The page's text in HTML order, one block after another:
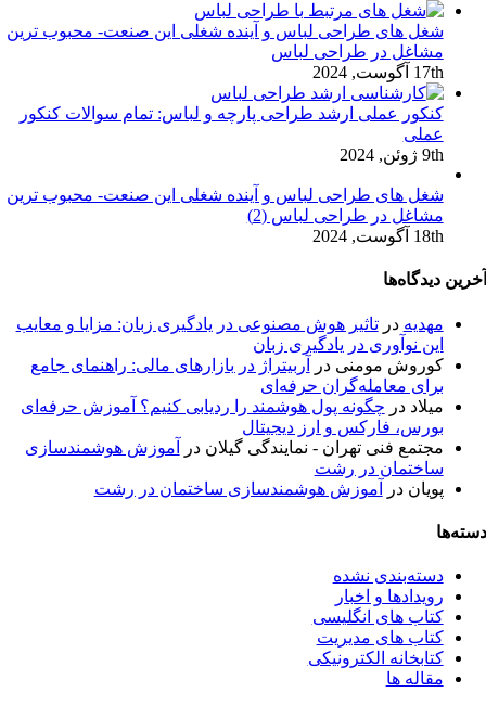
شغل های طراحی لباس و آینده شغلی این صنعت- محبوب ترین
مشاغل در طراحی لباس
17th آگوست, 2024
کنکور عملی ارشد طراحی پارچه و لباس: تمام سوالات کنکور
عملی
9th ژوئن, 2024
شغل های طراحی لباس و آینده شغلی این صنعت- محبوب ترین
مشاغل در طراحی لباس (2)
18th آگوست, 2024
دیدگاه‌ها
مهدیه در تاثیر هوش مصنوعی در یادگیری زبان: مزایا و معایب
این نوآوری در یادگیری زبان
کوروش مومنی در
آربیتراژ در بازارهای مالی: راهنمای جامع
برای معامله‌گران حرفه‌ای
میلاد در چگونه پول هوشمند را ردیابی کنیم؟ آموزش حرفه‌ای
بورس، فارکس و ارز دیجیتال
مجتمع فنی تهران - نمایندگی گیلان در
آموزش هوشمندسازی
ساختمان در رشت
پویان در آموزش هوشمندسازی ساختمان در رشت
دسته‌بندی نشده
رویدادها و اخبار
کتاب های انگلیسی
کتاب های مدیریت
کتابخانه الکترونیکی
مقاله ها